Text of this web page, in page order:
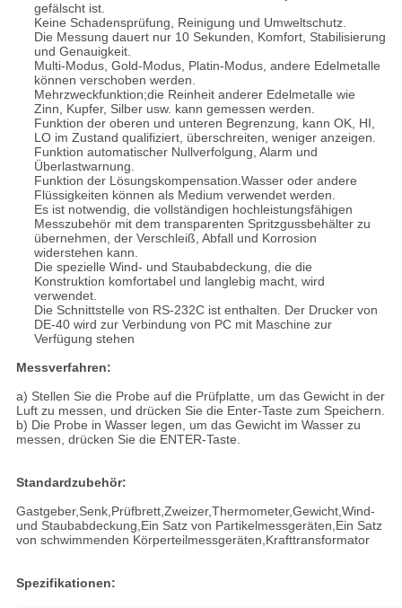
gefälscht ist.
Keine Schadensprüfung, Reinigung und Umweltschutz.
Die Messung dauert nur 10 Sekunden, Komfort, Stabilisierung
und Genauigkeit.
Multi-Modus, Gold-Modus, Platin-Modus, andere Edelmetalle
können verschoben werden.
Mehrzweckfunktion;die Reinheit anderer Edelmetalle wie
Zinn, Kupfer, Silber usw. kann gemessen werden.
Funktion der oberen und unteren Begrenzung, kann OK, HI,
LO im Zustand qualifiziert, überschreiten, weniger anzeigen.
Funktion automatischer Nullverfolgung, Alarm und
Überlastwarnung.
Funktion der Lösungskompensation.Wasser oder andere
Flüssigkeiten können als Medium verwendet werden.
Es ist notwendig, die vollständigen hochleistungsfähigen
Messzubehör mit dem transparenten Spritzgussbehälter zu
übernehmen, der Verschleiß, Abfall und Korrosion
widerstehen kann.
Die spezielle Wind- und Staubabdeckung, die die
Konstruktion komfortabel und langlebig macht, wird
verwendet.
Die Schnittstelle von RS-232C ist enthalten. Der Drucker von
DE-40 wird zur Verbindung von PC mit Maschine zur
Verfügung stehen
Messverfahren:
a) Stellen Sie die Probe auf die Prüfplatte, um das Gewicht in der
Luft zu messen, und drücken Sie die Enter-Taste zum Speichern.
b) Die Probe in Wasser legen, um das Gewicht im Wasser zu
messen, drücken Sie die ENTER-Taste.
Standardzubehör:
Gastgeber,Senk,Prüfbrett,Zweizer,Thermometer,Gewicht,Wind-
und Staubabdeckung,Ein Satz von Partikelmessgeräten,Ein Satz
von schwimmenden Körperteilmessgeräten,Krafttransformator
Spezifikationen: